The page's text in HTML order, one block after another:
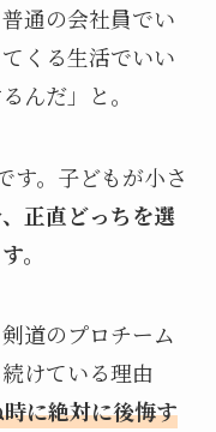
通の会社員でい
くる生活でいい
んだ」と。
す。子どもが小さ
正直どっちを選
。
道のプロチーム
けている理由
に絶対に後悔す